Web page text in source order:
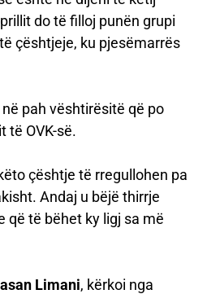
do të filloj punën grupi
çështjeje, ku pjesëmarrës
pah vështirësitë që po
të OVK-së.
çështje të rregullohen pa
Andaj u bëjë thirrje
që të bëhet ky ligj sa më
Limani, kërkoi nga